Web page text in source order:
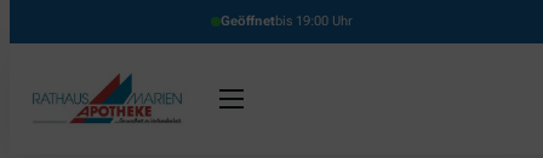
Geöffnetbis 19:00 Uhr